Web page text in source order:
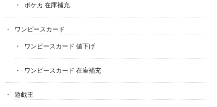
ポケカ 在庫補充
ワンピースカード
ワンピースカード 値下げ
ワンピースカード 在庫補充
遊戯王